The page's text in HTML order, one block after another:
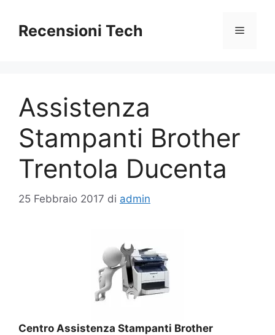
contenuto
Recensioni Tech Menu
Assistenza
Stampanti Brother
Trentola Ducenta
25 Febbraio 2017 di admin
Centro Assistenza Stampanti Brother